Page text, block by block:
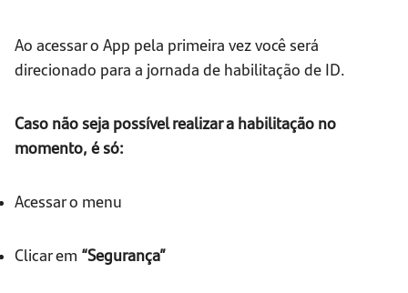
Ao acessar o App pela primeira vez você será
direcionado para a jornada de habilitação de ID.
Caso não seja possível realizar a habilitação no
momento, é só:
Acessar o menu
Clicar em “Segurança”